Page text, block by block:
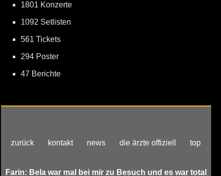
1801 Konzerte
1092 Setlisten
561 Tickets
294 Poster
47 Berichte
zurück kontakt news die ärzte offiziell top
Farin: Bela war mal bei mir zu Besuch und es war total